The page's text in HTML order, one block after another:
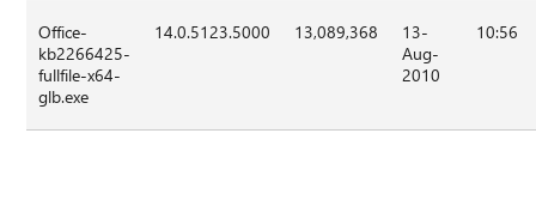
Office-
kb2266425-
fullfile-x64-
glb.exe
14.0.5123.5000 13,089,368
13-
Aug-
2010
10:56